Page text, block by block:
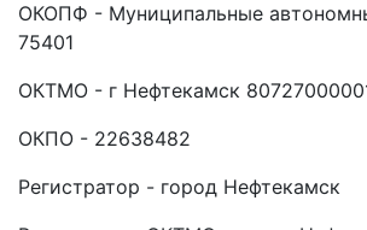
ОКОПФ - Муниципальные
75401
ОКТМО - г Нефтекамск
ОКПО - 22638482
Регистратор - город Нефтекамск